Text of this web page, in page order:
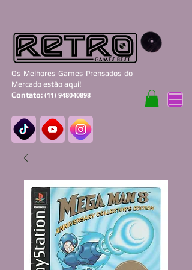
Os Melhores Games Prensados do
Mercado estão aqui!
Contato: (11) 948040898